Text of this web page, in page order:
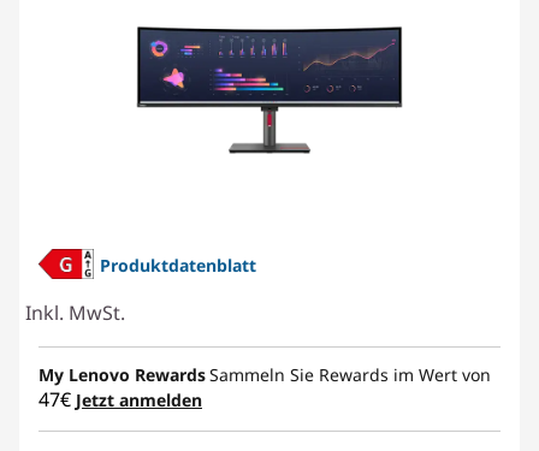
Produktdatenblatt
Inkl. MwSt.
My Lenovo RewardsSammeln Sie Rewards im Wert von
47€ Jetzt anmelden